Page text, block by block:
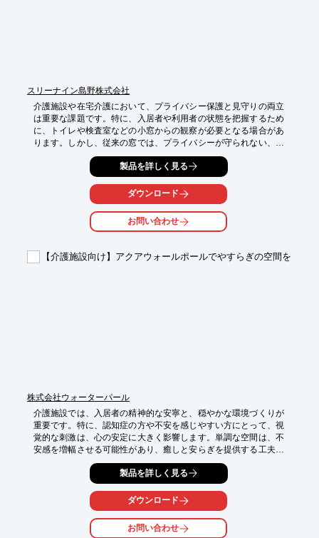
スリーナイン島野株式会社
介護施設や在宅介護において、プライバシー保護と見守りの両立
は重要な課題です。特に、入居者や利用者の状態を把握するため
に、トイレや検査室などの小窓からの観察が必要となる場合があ
ります。しかし、従来の窓では、プライバシーが守られない、ま
たは観察しにくいという問題がありました。アクリカーテンは、
アクリル扉を採用することで、プライバシーを確保しつつ、必要
な時に容易に状態を確認できる環境を提供します。
【活用シーン】
*   トイレの小窓
*   入居者の状態確認
製品を詳しく見る
ダウンロード
お問い合わせ
【介護施設向け】アクアウォールポールでやすらぎの空間を
株式会社ウォーターパール
介護施設では、入居者の精神的な安寧と、穏やかな環境づくりが
重要です。特に、認知症の方や不安を感じやすい方にとって、視
覚的な刺激は、心の安定に大きく影響します。単調な空間は、不
安感を増幅させる可能性があり、癒しと安らぎを提供する工夫が
求められます。THE WATER'S「アクアウォールポール」は、円
筒形状の曲面を流れる水の動きと、カラーLEDによる照明効果
で、視覚的な癒しを提供します。水音が穏やかな環境を作り出
し、入居者の精神的な安定をサポートします。
【活用シーン】
・介護施設のロビーや共有スペース
製品を詳しく見る
ダウンロード
お問い合わせ